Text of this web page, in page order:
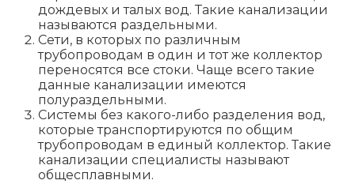
дождевых и талых вод. Такие канализации
называются раздельными.
Сети, в которых по различным
трубопроводам в один и тот же коллектор
переносятся все стоки. Чаще всего такие
данные канализации имеются
полураздельными.
Системы без какого-либо разделения вод,
которые транспортируются по общим
трубопроводам в единый коллектор. Такие
канализации специалисты называют
общесплавными.